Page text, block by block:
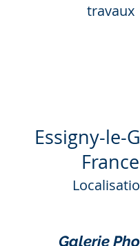
travaux
Essigny-le-
France
Galerie